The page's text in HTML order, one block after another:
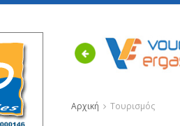
Previous
Αρχική Τουρισμός